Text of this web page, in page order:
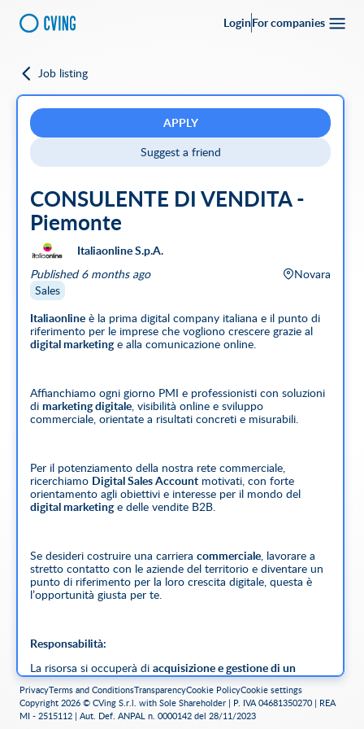
LoginFor companies
Full-time Full Remote CVing Referral
SEARCH
Featured companies
Go back
Job listing
APPLY
Suggest a friend
CONSULENTE DI VENDITA -
Piemonte
Italiaonline S.p.A.
Published 6 months ago
Novara
Sales
Italiaonline è la prima digital company italiana e il punto di
riferimento per le imprese che vogliono crescere grazie al
digital marketinge alla comunicazione online.
Affianchiamo ogni giorno PMI e professionisti con soluzioni
di marketing digitale, visibilità online e sviluppo
commerciale, orientate a risultati concreti e misurabili.
Per il potenziamento della nostra rete commerciale,
ricerchiamo Digital Sales Account motivati, con forte
orientamento agli obiettivi e interesse per il mondo del
digital marketinge delle vendite B2B.
Se desideri costruire una carriera commerciale, lavorare a
stretto contatto con le aziende del territorio e diventare un
punto di riferimento per la loro crescita digitale, questa è
l’opportunità giusta per te.
Responsabilità:
La risorsa si occuperà di acquisizione e gestione di un
portafoglio clientisul territorio, sviluppo di nuove
opportunità commerciali,consulenza alle impresesu
soluzioni di digital marketing, advertising online e presenza
digitale. Analizzerà il mercato locale per proporre strategie
PrivacyTerms and ConditionsTransparencyCookie PolicyCookie settings
Copyright 2026 © CVing S.r.l. with Sole Shareholder | P. IVA 04681350270 | REA
MI - 2515112 | Aut. Def. ANPAL n. 0000142 del 28/11/2023